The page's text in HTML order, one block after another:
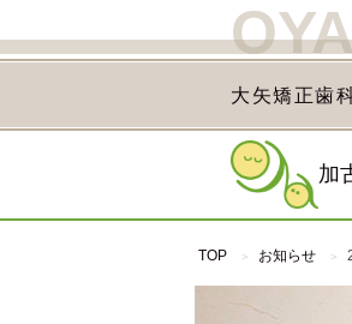
大矢矯正歯
加
TOP お知らせ